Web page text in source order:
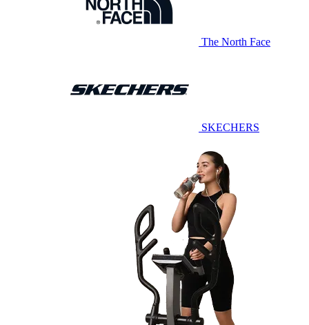
The North Face
SKECHERS